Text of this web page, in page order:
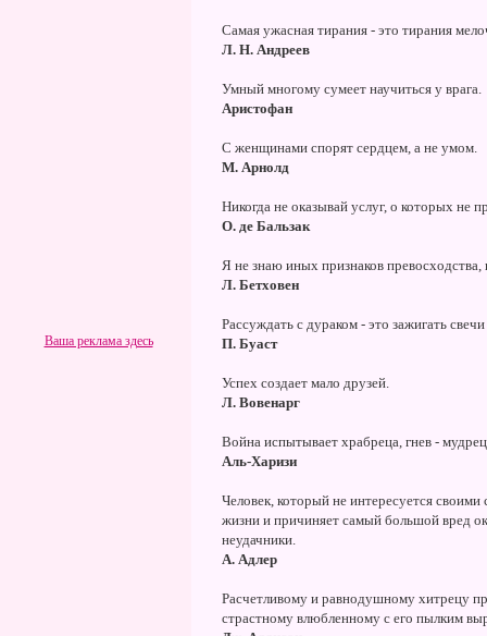
Ваша реклама здесь
Самая ужасная тирания - это тирания
Л. Н. Андреев
Умный многому сумеет научиться у врага.
Аристофан
С женщинами спорят сердцем, а не умом.
М. Арнолд
Никогда не оказывай услуг, о которых не
О. де Бальзак
Я не знаю иных признаков
Л. Бетховен
Рассуждать с дураком - это зажигать
П. Буаст
Успех создает мало друзей.
Л. Вовенарг
Война испытывает храбреца, гнев -
Аль-Харизи
Человек, который не интересуется
жизни и причиняет самый большой вред
неудачники.
А. Адлер
Расчетливому и равнодушному хитрецу
страстному влюбленному с его пылким